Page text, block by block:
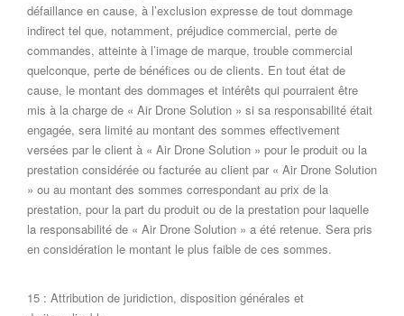
défaillance en cause, à l’exclusion expresse de tout dommage
indirect tel que, notamment, préjudice commercial, perte de
commandes, atteinte à l’image de marque, trouble commercial
quelconque, perte de bénéfices ou de clients. En tout état de
cause, le montant des dommages et intérêts qui pourraient être
mis à la charge de « Air Drone Solution » si sa responsabilité était
engagée, sera limité au montant des sommes effectivement
versées par le client à « Air Drone Solution » pour le produit ou la
prestation considérée ou facturée au client par « Air Drone Solution
» ou au montant des sommes correspondant au prix de la
prestation, pour la part du produit ou de la prestation pour laquelle
la responsabilité de « Air Drone Solution » a été retenue. Sera pris
en considération le montant le plus faible de ces sommes.
15 : Attribution de juridiction, disposition générales et